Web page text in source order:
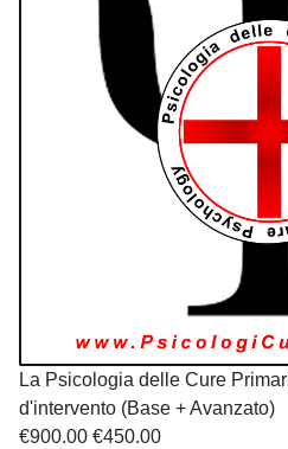
La Psicologia delle Cure
d'intervento (Base + Avanzato)
€900.00 €450.00